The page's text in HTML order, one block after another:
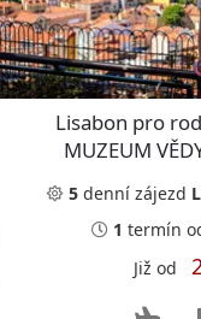
Lisabon pro
MUZEUM
5 denní zájezd
1 termín
Již od